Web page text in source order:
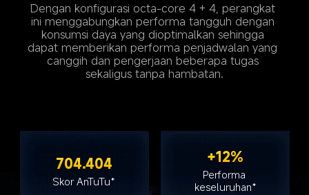
Dengan konfigurasi octa-core 4 + 4, perangkat
ini menggabungkan performa tangguh dengan
konsumsi daya yang dioptimalkan sehingga
dapat memberikan performa penjadwalan yang
canggih dan pengerjaan beberapa tugas
sekaligus tanpa hambatan.
704.404
Skor AnTuTu*
+12%
Performa
keseluruhan*